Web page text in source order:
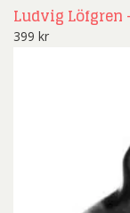
Ludvig
399 kr